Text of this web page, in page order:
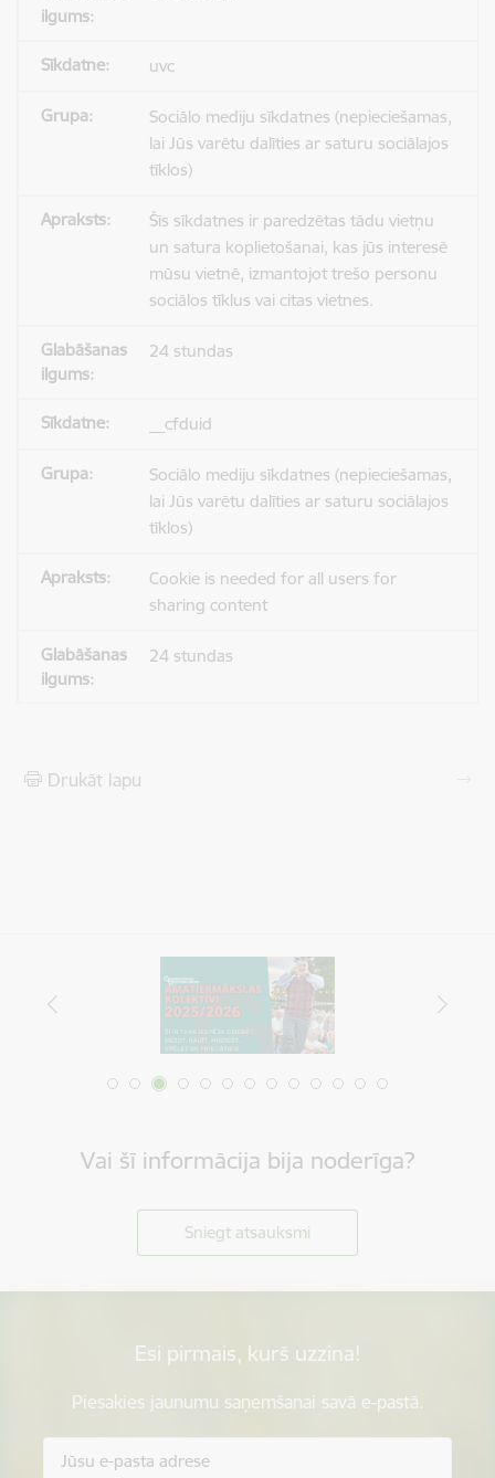
uvc
Sociālo mediju sīkdatnes (nepieciešamas,
lai Jūs varētu dalīties ar saturu sociālajos
tīklos)
Šīs sīkdatnes ir paredzētas tādu vietņu
un satura koplietošanai, kas jūs interesē
mūsu vietnē, izmantojot trešo personu
sociālos tīklus vai citas vietnes.
24 stundas
__cfduid
Sociālo mediju sīkdatnes (nepieciešamas,
lai Jūs varētu dalīties ar saturu sociālajos
tīklos)
Cookie is needed for all users for
sharing content
24 stundas
Drukāt lapu
Vai šī informācija bija noderīga?
Sniegt atsauksmi
Esi pirmais, kurš uzzina!
Piesakies jaunumu saņemšanai savā e-pastā.